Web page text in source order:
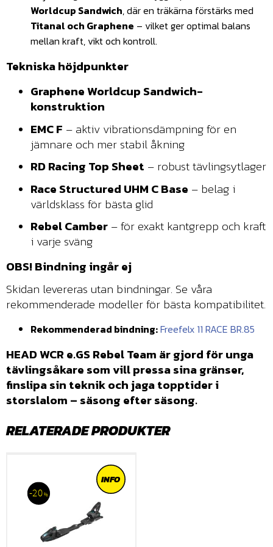
Worldcup Sandwich, där en träkärna förstärks med
Titanal och Graphene – vilket ger optimal balans
mellan kraft, vikt och kontroll.
Tekniska höjdpunkter
Graphene Worldcup Sandwich-
konstruktion
EMC F – aktiv vibrationsdämpning för en
jämnare och mer stabil åkning
RD Racing Top Sheet – robust tävlingsytlager
Race Structured UHM C Base – belag i
världsklass för bästa glid
Rebel Camber – för exakt kantgrepp och kraft
i varje sväng
OBS! Bindning ingår ej
Skidan levereras utan bindningar. Se våra
rekommenderade modeller för bästa kompatibilitet.
Rekommenderad bindning:Freefelx 11 RACE BR.85
HEAD WCR e.GS Rebel Team är gjord för unga
tävlingsåkare som vill pressa sina gränser,
finslipa sin teknik och jaga topptider i
storslalom – säsong efter säsong.
RELATERADE PRODUKTER
20%
INFO